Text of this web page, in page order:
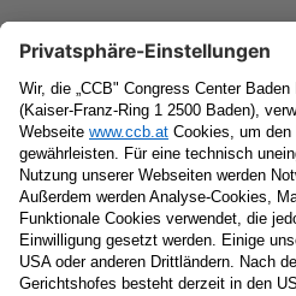
Newsletter
Vorname
Nachname
E-Mail